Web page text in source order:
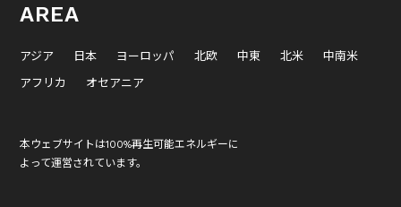
AREA
アジア 日本 ヨーロッパ 北欧 中東 北米
中南米
アフリカ
オセアニア
本ウェブサイトは100%再生可能エネルギーに
よって運営されています。